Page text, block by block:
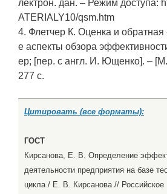
лектрон. дан. – Режим доступа:
ATERIALY10/qsm.htm
4. Флетчер К. Оценка и обратная
е аспекты обзора
ер; [пер. с англ. И. Ющенко]. –
277 с.
Цитировать (все форматы):
ГОСТ
Кирсанова, Е. В. Определение
деятельности предприятия на базе
цикла / Е. В. Кирсанова // Российское